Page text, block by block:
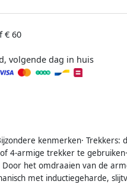
€ 60
volgende dag in huis
kenmerken· Trekkers:
4-armige trekker te
het omdraaien van de
met inductiegeharde,